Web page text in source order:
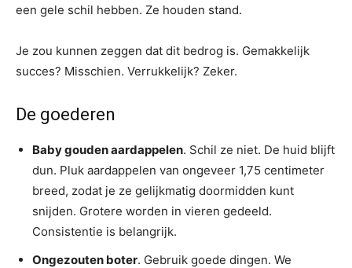
een gele schil hebben. Ze houden stand.
Je zou kunnen zeggen dat dit bedrog is. Gemakkelijk
succes? Misschien. Verrukkelijk? Zeker.
De goederen
Baby gouden aardappelen. Schil ze niet. De huid blijft
dun. Pluk aardappelen van ongeveer 1,75 centimeter
breed, zodat je ze gelijkmatig doormidden kunt
snijden. Grotere worden in vieren gedeeld.
Consistentie is belangrijk.
Ongezouten boter. Gebruik goede dingen. We